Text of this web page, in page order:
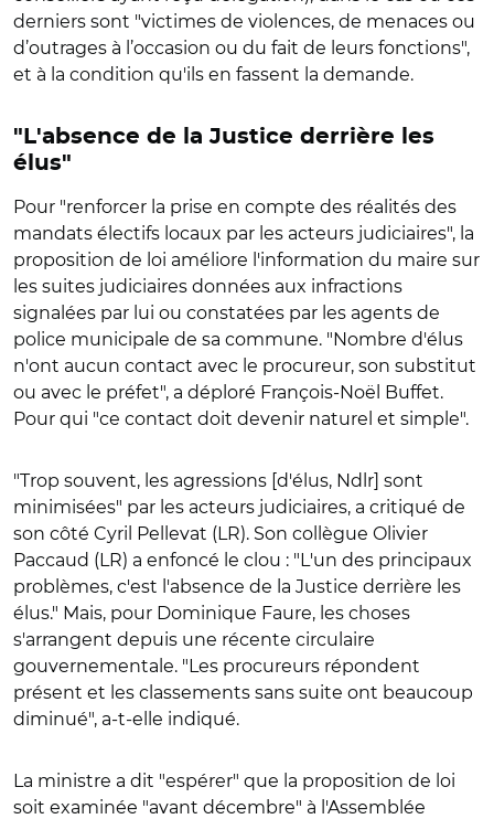
derniers sont "victimes de violences, de menaces ou
d’outrages à l’occasion ou du fait de leurs fonctions",
et à la condition qu'ils en fassent la demande.
"L'absence de la Justice derrière les
élus"
Pour "renforcer la prise en compte des réalités des
mandats électifs locaux par les acteurs judiciaires", la
proposition de loi améliore l'information du maire sur
les suites judiciaires données aux infractions
signalées par lui ou constatées par les agents de
police municipale de sa commune. "Nombre d'élus
n'ont aucun contact avec le procureur, son substitut
ou avec le préfet", a déploré François-Noël Buffet.
Pour qui "ce contact doit devenir naturel et simple".
"Trop souvent, les agressions [d'élus, Ndlr] sont
minimisées" par les acteurs judiciaires, a critiqué de
son côté Cyril Pellevat (LR). Son collègue Olivier
Paccaud (LR) a enfoncé le clou : "L'un des principaux
problèmes, c'est l'absence de la Justice derrière les
élus." Mais, pour Dominique Faure, les choses
s'arrangent depuis une récente circulaire
gouvernementale. "Les procureurs répondent
présent et les classements sans suite ont beaucoup
diminué", a-t-elle indiqué.
La ministre a dit "espérer" que la proposition de loi
soit examinée "avant décembre" à l'Assemblée